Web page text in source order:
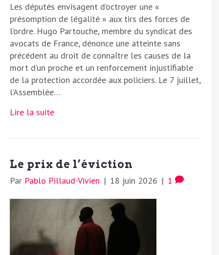
Les députés envisagent d’octroyer une «
présomption de légalité » aux tirs des forces de
l’ordre. Hugo Partouche, membre du syndicat des
avocats de France, dénonce une atteinte sans
précédent au droit de connaître les causes de la
mort d’un proche et un renforcement injustifiable
de la protection accordée aux policiers. Le 7 juillet,
l’Assemblée…
Lire la suite
Le prix de l’éviction
Par Pablo Pillaud-Vivien | 18 juin 2026 | 1